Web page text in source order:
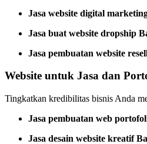
Jasa website digital
Jasa buat website dropship
Jasa pembuatan website
Website untuk Jasa dan
Tingkatkan kredibilitas bisnis Anda
Jasa pembuatan web
Jasa desain website kreatif